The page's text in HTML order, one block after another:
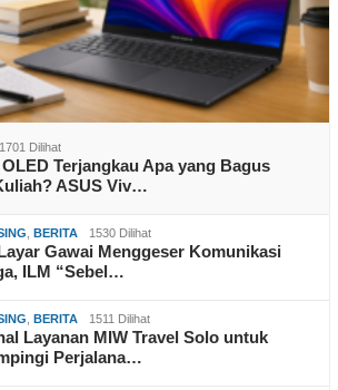
1701 Dilihat
Terjangkau Apa yang Bagus
ASUS Viv…
, BERITA 1530 Dilihat
Gawai Menggeser Komunikasi
ILM “Sebel…
, BERITA 1511 Dilihat
Layanan MIW Travel Solo untuk
Perjalana…